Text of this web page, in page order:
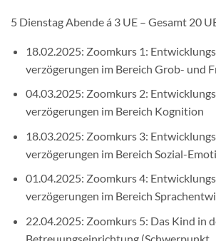
5 Dienstag Abende á 3 UE – Gesamt 20
18.02.2025: Zoomkurs 1:
verzögerungen im Bereich Grob- und
04.03.2025: Zoomkurs 2:
verzögerungen im Bereich Kognition
18.03.2025: Zoomkurs 3:
verzögerungen im Bereich Sozial-
01.04.2025: Zoomkurs 4:
verzögerungen im Bereich
22.04.2025: Zoomkurs 5: Das Kind in